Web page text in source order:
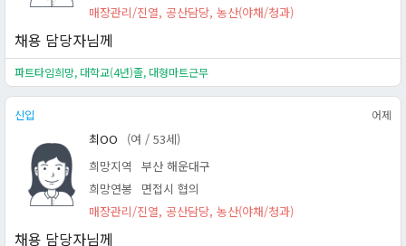
매장관리/진열, 공산담당, 농산(야채/청과)
채용 담당자님께
파트타임희망, 대학교(4년)졸, 대형마트근무
신입 어제
최OO
(여 / 53세)
희망지역
부산 해운대구
희망연봉
면접시 협의
매장관리/진열, 공산담당, 농산(야채/청과)
채용 담당자님께